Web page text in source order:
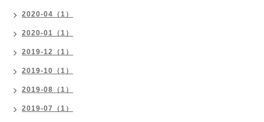
2020-04（1）
2020-01（1）
2019-12（1）
2019-10（1）
2019-08（1）
2019-07（1）